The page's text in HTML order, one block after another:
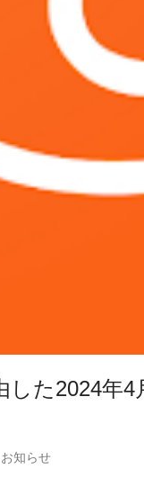
した2024年
お知らせ